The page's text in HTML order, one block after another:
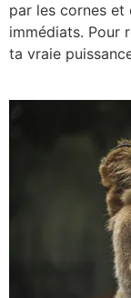
par les cornes
immédiats. Pour
ta vraie